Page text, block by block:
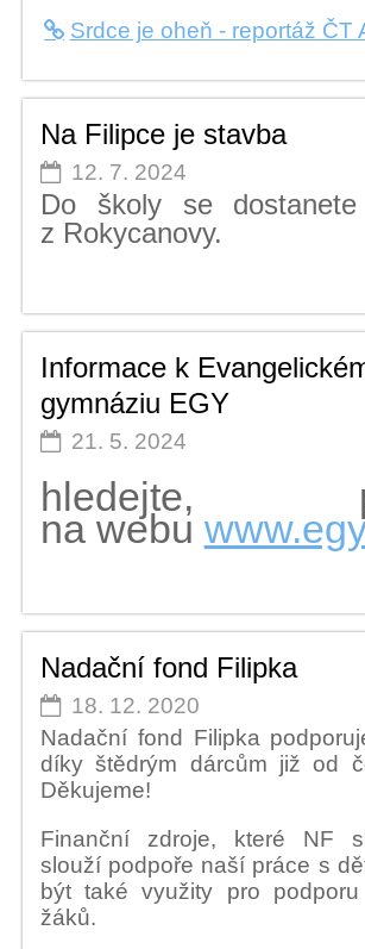
Srdce je oheň - reportáž ČT
Na Filipce je stavba
12. 7. 2024
Do školy se dostanete
z Rokycanovy.
Informace k
gymnáziu EGY
21. 5. 2024
hledejte,
na webu
Nadační fond Filipka
18. 12. 2020
Nadační fond Filipka
díky štědrým dárcům již od
Děkujeme!
Finanční zdroje, které NF
slouží podpoře naší práce s
být také využity pro podporu
žáků.